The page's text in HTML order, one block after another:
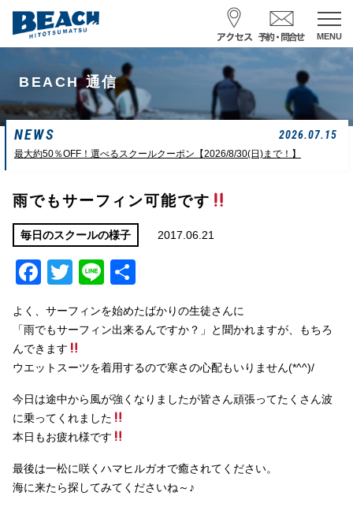
MENU
スクール予約・お問合せ
レンタル予約
サーフ ナミイーヨ
0475-32-7314
一松海岸波情報
サイズ
カターアタマ
状態
ややハード
BEACH 通信
NEWS 2026.07.15
最大約50％OFF！選べるスクールクーポン【2026/8/30(日)まで！】
雨でもサーフィン可能です
毎日のスクールの様子 2017.06.21
Facebook
Twitter
Line
よく、サーフィンを始めたばかりの生徒さんに
「雨でもサーフィン出来るんですか？」と聞かれますが、もちろ
んできます
ウエットスーツを着用するので寒さの心配もいりません(*^^)/
今日は途中から風が強くなりましたが皆さん頑張ってたくさん波
に乗ってくれました
本日もお疲れ様です
最後は一松に咲くハマヒルガオで癒されてください。
海に来たら探してみてくださいね～♪